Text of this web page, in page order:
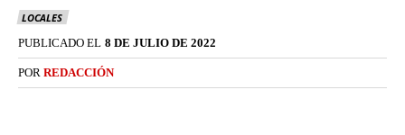
LOCALES
PUBLICADO EL 8 DE JULIO DE 2022
POR REDACCIÓN